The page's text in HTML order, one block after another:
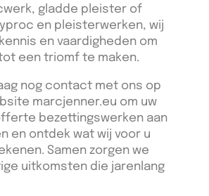
gladde pleister of
en pleisterwerken, wij
en vaardigheden om
een triomf te maken.
nog contact met ons op
marcjenner.eu om uw
bezettingswerken aan
en ontdek wat wij voor u
Samen zorgen we
uitkomsten die jarenlang